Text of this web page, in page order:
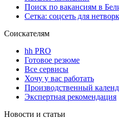
Поиск по вакансиям в
Сетка: соцсеть для
Соискателям
hh PRO
Готовое резюме
Все сервисы
Хочу у вас работать
Производственный
Экспертная рекомендация
Новости и статьи